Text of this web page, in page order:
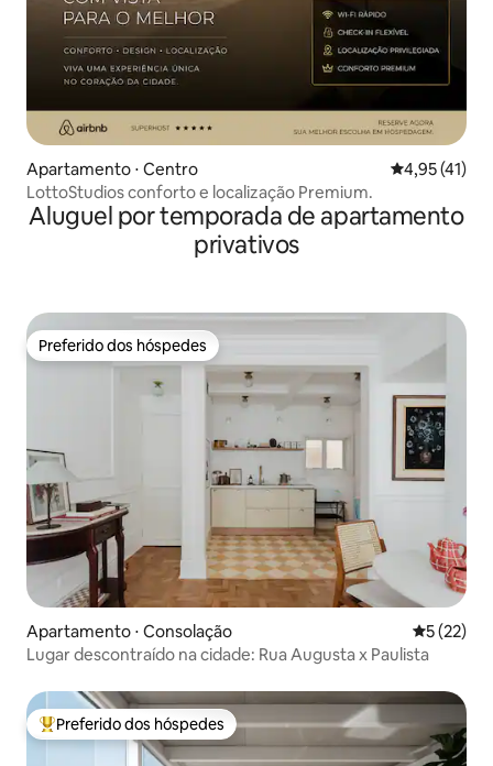
Apartamento ⋅ Centro 4,95 de uma
4,95 (41)
LottoStudios conforto e localização Premium.
Aluguel por temporada de apartamento
privativos
Preferido dos hóspedes
Preferido dos hóspedes
Apartamento ⋅ Consolação 5 de uma
5 (22)
Lugar descontraído na cidade: Rua Augusta x Paulista
Entre os melhores preferidos dos hóspedes
Preferido dos hóspedes